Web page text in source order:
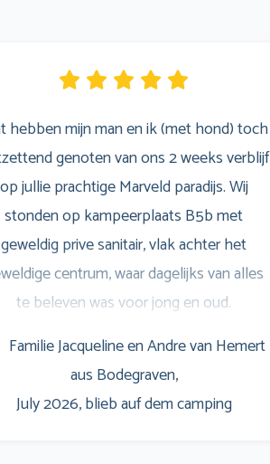
hebben mijn man en ik (met hond) toch
genoten van ons 2 weeks verblijf
op jullie prachtige Marveld paradijs. Wij
stonden op kampeerplaats B5b met
geweldig prive sanitair, vlak achter het
centrum, waar dagelijks van alles
te beleven was voor jong en oud.
animatie noem maar op. Er
veel goede restaurants (ook goed
betaalbaar) waar wij veel gebruik van
maakten. Waaronder een goede Pizzeria,
Familie Jacqueline en Andre van Hemert
aus Bodegraven,
July 2026, blieb auf dem camping